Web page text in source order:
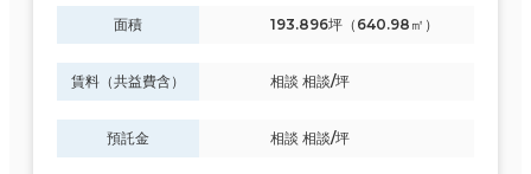
面積 193.896坪（640.98㎡）
賃料（共益費含） 相談 相談/坪
預託金 相談 相談/坪